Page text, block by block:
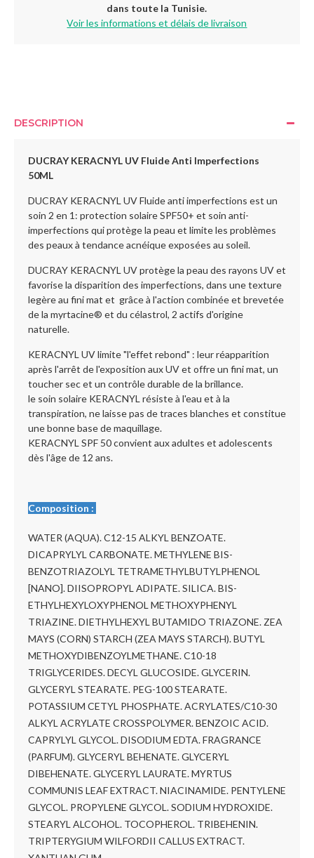
dans toute la Tunisie.
Voir les informations et délais de livraison
DESCRIPTION
DUCRAY KERACNYL UV Fluide Anti Imperfections
50ML
DUCRAY KERACNYL UV Fluide anti imperfections est un
soin 2 en 1: protection solaire SPF50+ et soin anti-
imperfections qui protège la peau et limite les problèmes
des peaux à tendance acnéique exposées au soleil.
DUCRAY KERACNYL UV protège la peau des rayons UV et
favorise la disparition des imperfections, dans une texture
legère au fini mat et grâce à l'action combinée et brevetée
de la myrtacine® et du célastrol, 2 actifs d'origine
naturelle.
KERACNYL UV limite "l'effet rebond" : leur réapparition
après l'arrêt de l'exposition aux UV et offre un fini mat, un
toucher sec et un contrôle durable de la brillance.
le soin solaire KERACNYL résiste à l'eau et à la
transpiration, ne laisse pas de traces blanches et constitue
une bonne base de maquillage.
KERACNYL SPF 50 convient aux adultes et adolescents
dès l'âge de 12 ans.
Composition :
WATER (AQUA). C12-15 ALKYL BENZOATE.
DICAPRYLYL CARBONATE. METHYLENE BIS-
BENZOTRIAZOLYL TETRAMETHYLBUTYLPHENOL
[NANO]. DIISOPROPYL ADIPATE. SILICA. BIS-
ETHYLHEXYLOXYPHENOL METHOXYPHENYL
TRIAZINE. DIETHYLHEXYL BUTAMIDO TRIAZONE. ZEA
MAYS (CORN) STARCH (ZEA MAYS STARCH). BUTYL
METHOXYDIBENZOYLMETHANE. C10-18
TRIGLYCERIDES. DECYL GLUCOSIDE. GLYCERIN.
GLYCERYL STEARATE. PEG-100 STEARATE.
POTASSIUM CETYL PHOSPHATE. ACRYLATES/C10-30
ALKYL ACRYLATE CROSSPOLYMER. BENZOIC ACID.
CAPRYLYL GLYCOL. DISODIUM EDTA. FRAGRANCE
(PARFUM). GLYCERYL BEHENATE. GLYCERYL
DIBEHENATE. GLYCERYL LAURATE. MYRTUS
COMMUNIS LEAF EXTRACT. NIACINAMIDE. PENTYLENE
GLYCOL. PROPYLENE GLYCOL. SODIUM HYDROXIDE.
STEARYL ALCOHOL. TOCOPHEROL. TRIBEHENIN.
TRIPTERYGIUM WILFORDII CALLUS EXTRACT.